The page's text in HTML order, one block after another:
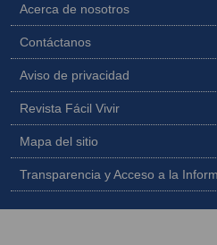
Acerca de nosotros
Contáctanos
Aviso de privacidad
Revista Fácil Vivir
Mapa del sitio
Transparencia y Acceso a la